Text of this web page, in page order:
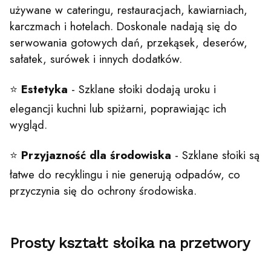
używane w cateringu, restauracjach, kawiarniach,
karczmach i hotelach. Doskonale nadają się do
serwowania gotowych dań, przekąsek, deserów,
sałatek, surówek i innych dodatków.
⭐ Estetyka - Szklane słoiki dodają uroku i
elegancji kuchni lub spiżarni, poprawiając ich
wygląd.
⭐ Przyjazność dla środowiska - Szklane słoiki są
łatwe do recyklingu i nie generują odpadów, co
przyczynia się do ochrony środowiska.
Prosty kształt słoika na przetwory